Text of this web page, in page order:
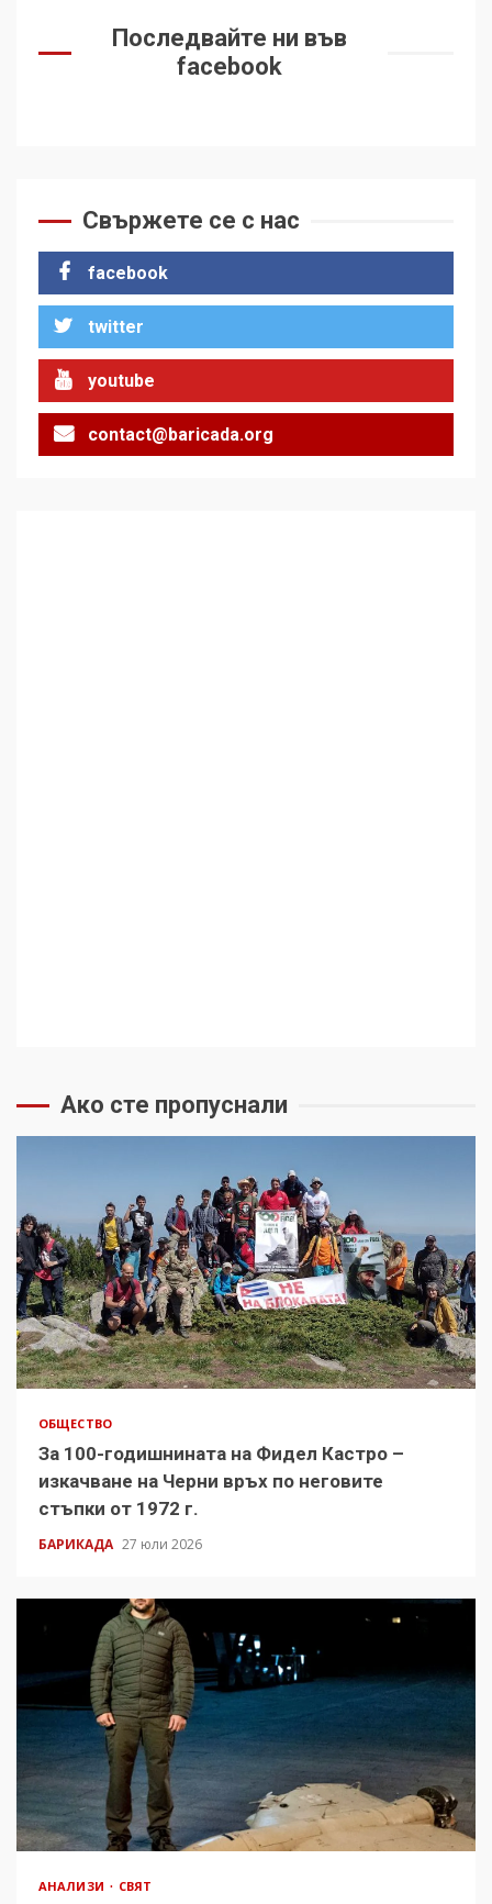
Последвайте ни във
facebook
Свържете се с нас
facebook
twitter
youtube
contact@baricada.org
Ако сте пропуснали
ОБЩЕСТВО
За 100-годишнината на Фидел Кастро –
изкачване на Черни връх по неговите
стъпки от 1972 г.
БАРИКАДА 27 юли 2026
АНАЛИЗИ СВЯТ